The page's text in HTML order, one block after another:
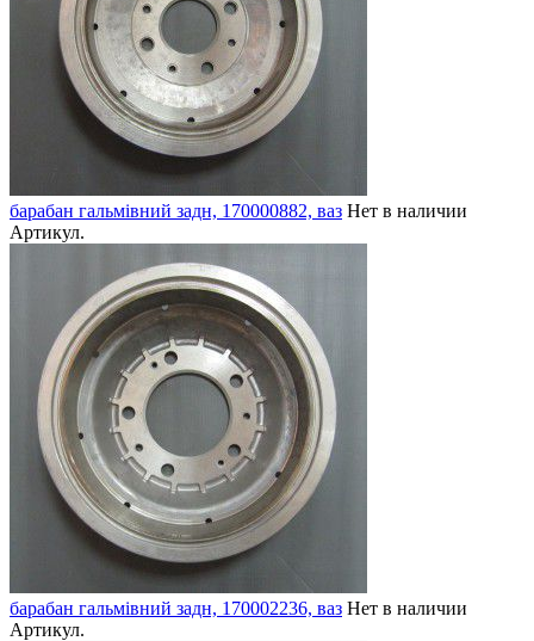
барабан гальмівний задн, 170000882, ваз Нет в наличии
Артикул.
барабан гальмівний задн, 170002236, ваз Нет в наличии
Артикул.